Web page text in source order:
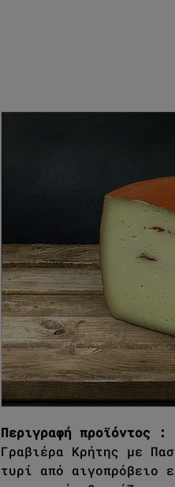
Περιγραφή προϊόντος :
Γραβιέρα Κρήτης με
τυρί από αιγοπρόβειο